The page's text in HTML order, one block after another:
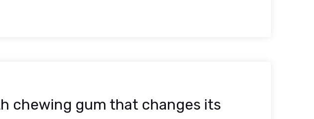
chewing gum that changes its